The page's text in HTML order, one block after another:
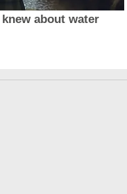
about water